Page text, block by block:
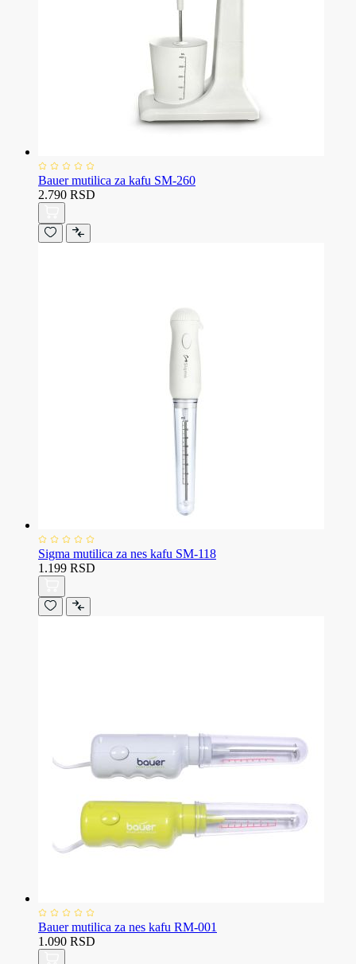
Bauer mutilica za kafu SM-260
2.790 RSD
Sigma mutilica za nes kafu SM-118
1.199 RSD
Bauer mutilica za nes kafu RM-001
1.090 RSD